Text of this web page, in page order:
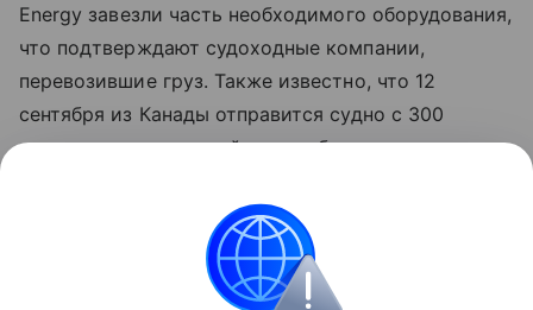
Energy завезли часть необходимого оборудования,
что подтверждают судоходные компании,
перевозившие груз. Также известно, что 12
сентября из Канады отправится судно с 300
транспортными контейнерами бурового
Трамп Дональд